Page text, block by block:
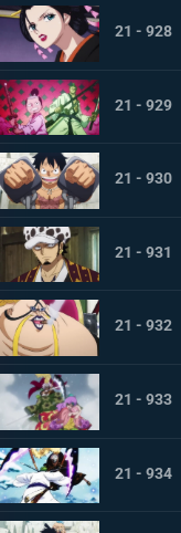
21 - 928
21 - 929
21 - 930
21 - 931
21 - 932
21 - 933
21 - 934